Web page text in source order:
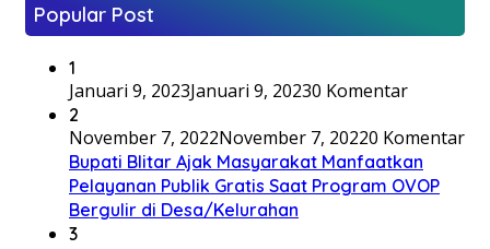
Popular Post
1
Januari 9, 2023Januari 9, 20230 Komentar
2
November 7, 2022November 7, 20220 Komentar
Bupati Blitar Ajak Masyarakat Manfaatkan
Pelayanan Publik Gratis Saat Program OVOP
Bergulir di Desa/Kelurahan
3